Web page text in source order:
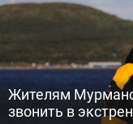
Жителям
звонить в